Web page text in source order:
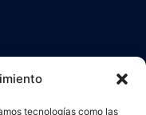
tecnologías como las